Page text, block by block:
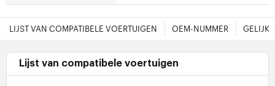
LIJST VAN COMPATIBELE VOERTUIGEN OEM-NUMMER
Lijst van compatibele voertuigen